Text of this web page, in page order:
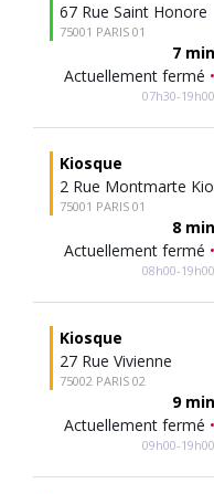
67 Rue Saint Honore
75001 PARIS 01
7 min
Actuellement fermé •
07h30-19h00
Kiosque
2 Rue Montmarte
75001 PARIS 01
8 min
Actuellement fermé •
08h00-19h00
Kiosque
27 Rue Vivienne
75002 PARIS 02
9 min
Actuellement fermé •
09h00-19h00